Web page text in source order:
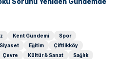
Kent Gündemi
Spor
Siyaset Eğitim
Çiftlikköy
Çevre Kültür & Sanat Sağlık